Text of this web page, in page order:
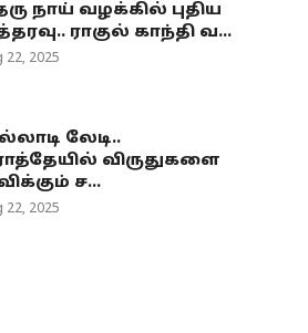
நாய் வழக்கில் புதிய
ராகுல் காந்தி வ...
22, 2025
லேடி..
விருதுகளை
ச...
22, 2025